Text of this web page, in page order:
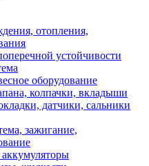
отопления,
устойчивости
оборудование
колпачки, вкладыши
датчики, сальники
зажигание,